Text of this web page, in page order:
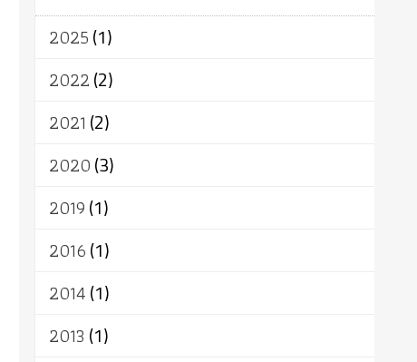
การแยกรัฐกับศาสนา
ธรรมชาติ
เทคโนโลยี
พุทธบริษัท
วัฒนธรรม
2025(1)
2022(2)
2021 (2)
2020(3)
2019(1)
2016(1)
2014(1)
2013 (1)